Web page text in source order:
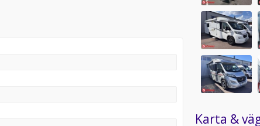
butiken till ordinarie pris samt över 100
Karta &